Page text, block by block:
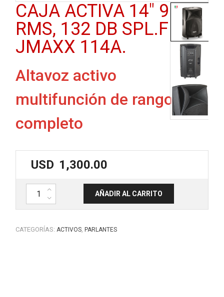
CAJA ACTIVA 14″ 900W
RMS, 132 DB SPL.FBT
JMAXX 114A.
Altavoz activo
multifunción de rango
completo
USD 1,300.00
Caja activa 14" 900w RMS, 132 dB SPL.FBT JMAXX 114A. cantidad
AÑADIR AL CARRITO
CATEGORÍAS: ACTIVOS PARLANTES